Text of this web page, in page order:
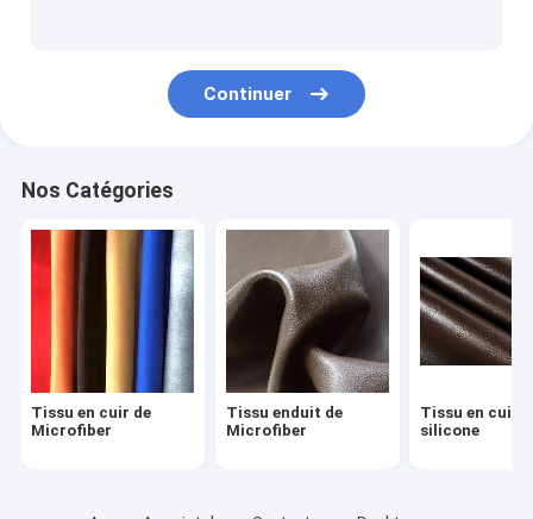
Sacs en cuir imperméables
Continuer
Nos Catégories
Tissu en cuir de
Microfiber
Tissu enduit de
Microfiber
Tissu en cuir
silicone